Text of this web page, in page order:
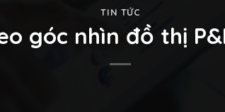
TIN TỨC
góc nhìn đồ thị